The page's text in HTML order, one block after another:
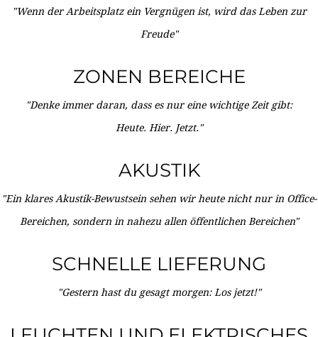
"Wenn der Arbeitsplatz ein Vergnügen ist, wird das Leben zur
Freude"
ZONEN BEREICHE
"Denke immer daran, dass es nur eine wichtige Zeit gibt:
Heute. Hier. Jetzt."
AKUSTIK
"Ein klares Akustik-Bewustsein sehen wir heute nicht nur in Office-
Bereichen, sondern in nahezu allen öffentlichen Bereichen"
SCHNELLE LIEFERUNG
"Gestern hast du gesagt morgen: Los jetzt!"